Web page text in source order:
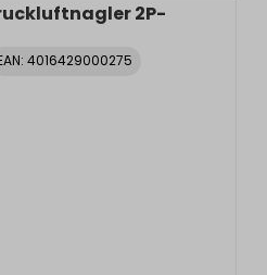
2P-
4016429000275